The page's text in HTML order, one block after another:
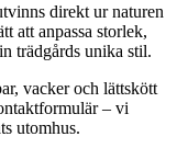
direkt ur naturen
att anpassa storlek,
trädgårds unika stil.
vacker och lättskött
– vi
utomhus.